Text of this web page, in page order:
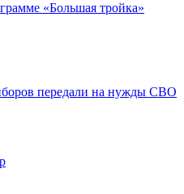
«Большая тройка»
передали на нужды СВО